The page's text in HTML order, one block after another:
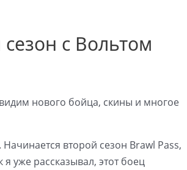
с Вольтом
нового бойца, скины и многое
второй сезон Brawl Pass,
уже рассказывал, этот боец